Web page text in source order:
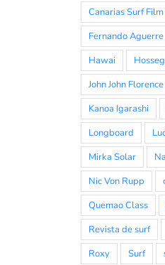
Canarias Surf
Fernando Aguerre
Hawai
John John Florence
Kanoa Igarashi
Longboard
Mirka Solar
Nic Von Rupp
Quemao Class
Revista de surf
Roxy
Surf